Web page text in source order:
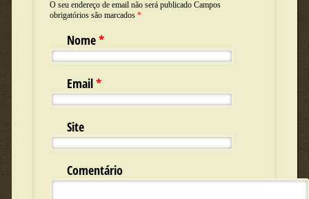
O seu endereço de email não será publicado Campos
obrigatórios são marcados *
Nome*
Email*
Site
Comentário